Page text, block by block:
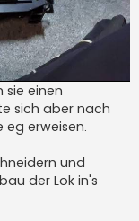
sie einen
sich aber nach
erweisen.
und
der Lok in's